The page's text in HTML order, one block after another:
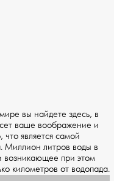
вы найдете здесь, в
ваше воображение и
является самой
Миллион литров воды в
возникающее при этом
километров от водопада.